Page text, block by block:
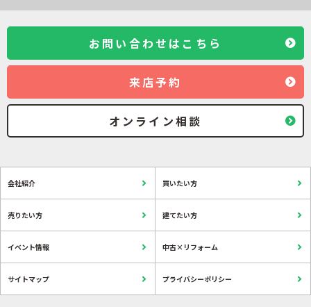
お問い合わせはこちら
来店予約
オンライン相談
会社紹介 買いたい方
売りたい方 建てたい方
イベント情報 中古×リフォーム
サイトマップ プライバシーポリシー